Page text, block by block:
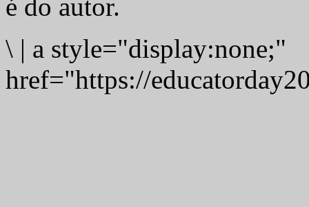
é do autor.
\ | a style="display:none;"
href="https://